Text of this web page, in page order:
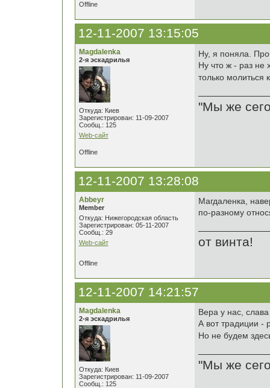
Offline
12-11-2007 13:15:05
Magdalenka
2-я эскадрилья
Откуда: Киев
Зарегистрирован: 11-09-2007
Сообщ.: 125
Web-сайт
Ну, я поняла.
Ну что ж - раз не
только молиться
"Мы же
Offline
12-11-2007 13:28:08
Abbeyr
Member
Откуда: Нижегородская область
Зарегистрирован: 05-11-2007
Сообщ.: 29
Web-сайт
Магдаленка,
по-разному
от винта!
Offline
12-11-2007 14:21:57
Magdalenka
2-я эскадрилья
Откуда: Киев
Зарегистрирован: 11-09-2007
Сообщ.: 125
Вера у нас,
А вот традиции -
Но не будем
"Мы же